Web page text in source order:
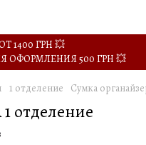
1400 ГРН 💥
ОФОРМЛЕНИЯ 500 ГРН 💥
1 отделение Сумка
отделение